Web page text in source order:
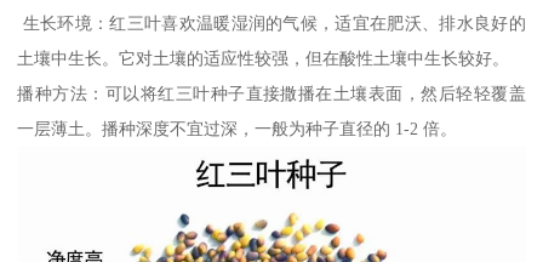
生长环境：红三叶喜欢温暖湿润的气候，适宜在肥沃、排水良好的
土壤中生长。它对土壤的适应性较强，但在酸性土壤中生长较好。
播种方法：可以将红三叶种子直接撒播在土壤表面，然后轻轻覆盖
一层薄土。播种深度不宜过深，一般为种子直径的 1-2 倍。